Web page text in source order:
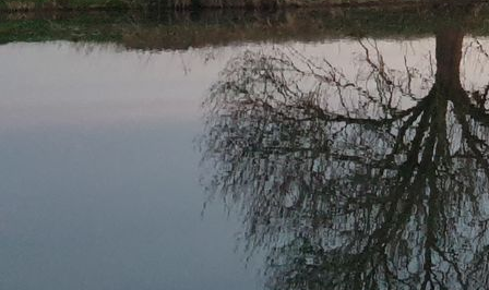
2021-04 HundeAnh NRW Mittelpunkt bearbeitet2377(1)